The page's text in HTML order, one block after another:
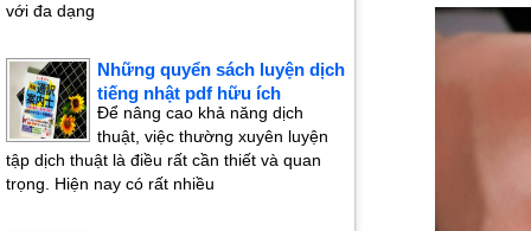
với đa dạng
Những quyển sách luyện dịch
tiếng nhật pdf hữu ích
Để nâng cao khả năng dịch
thuật, việc thường xuyên luyện
tập dịch thuật là điều rất cần thiết và quan
trọng. Hiện nay có rất nhiều